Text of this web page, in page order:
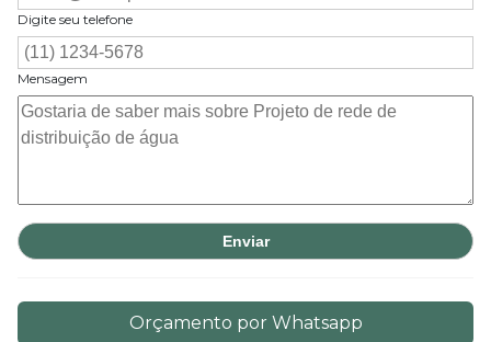
Digite seu telefone
Mensagem
Orçamento por Whatsapp